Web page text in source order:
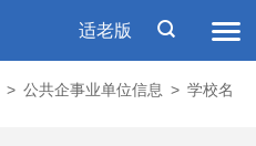
适老版
> 公共企事业单位信息 > 学校名